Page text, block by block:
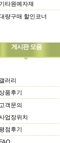
기타원예자재
량구매 할인코너
게시판 모음
갤러리
품후기
고객문의
업장위치
점후기